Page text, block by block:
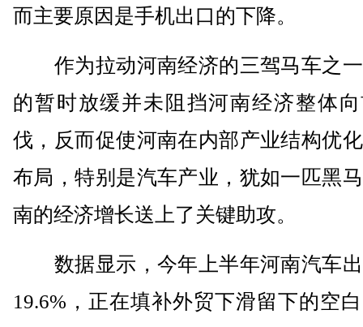
而主要原因是手机出口的下降。
作为拉动河南经济的三驾马车之
的暂时放缓并未阻挡河南经济整体
伐，反而促使河南在内部产业结构优
布局，特别是汽车产业，犹如一匹黑
南的经济增长送上了关键助攻。
数据显示，今年上半年河南汽车
19.6%，正在填补外贸下滑留下的空